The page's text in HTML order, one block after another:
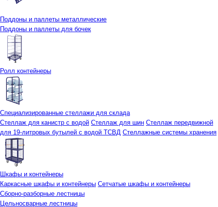
Поддоны и паллеты металлические
Поддоны и паллеты для бочек
Ролл контейнеры
Специализированные стеллажи для склада
Стеллаж для канистр с водой Стеллаж для шин Стеллаж передвижной
для 19-литровых бутылей с водой ТСВД Стеллажные системы хранения
Шкафы и контейнеры
Каркасные шкафы и контейнеры Сетчатые шкафы и контейнеры
Сборно-разборные лестницы
Цельносварные лестницы